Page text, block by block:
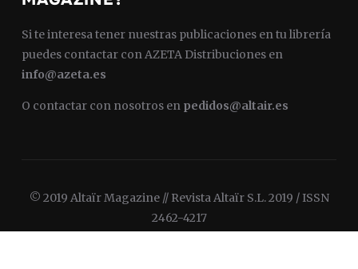
Si te interesa tener nuestras publicaciones en tu librería
puedes contactar con AZETA Distribuciones en
info@azeta.es
O contactar con nosotros en pedidos@altair.es
© 2019 Altaïr Magazine // Revista Altaïr S.L. 2019 / ISSN
2462-4217